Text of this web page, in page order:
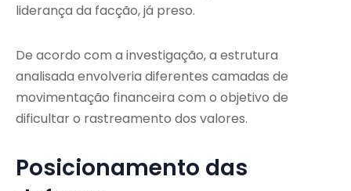
liderança da facção, já preso.
De acordo com a investigação, a estrutura
analisada envolveria diferentes camadas de
movimentação financeira com o objetivo de
dificultar o rastreamento dos valores.
Posicionamento das